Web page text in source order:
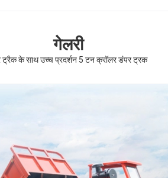
गेलरी
ट्रैक के साथ उच्च प्रदर्शन 5 टन क्रॉलर डंपर ट्रक